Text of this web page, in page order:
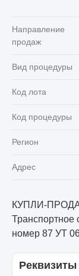
Направление
продаж
Вид процедуры
Код лота
Код процедуры
Регион
Адрес
КУПЛИ-
Транспортное
номер 87 УТ